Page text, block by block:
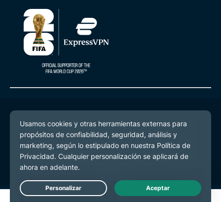
© 2026 ExpressVPN. Todos los derechos reservados.
Política de Privacidad
Términos de Servicio
Preferencias de cookies
Live Chat